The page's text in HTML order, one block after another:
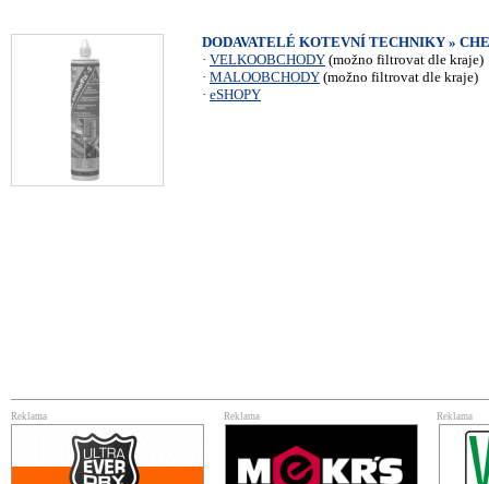
DODAVATELÉ KOTEVNÍ TECHNIKY »
· VELKOOBCHODY (možno filtrovat dle kraje)
· MALOOBCHODY (možno filtrovat dle kraje)
· eSHOPY
Reklama Reklama Reklama